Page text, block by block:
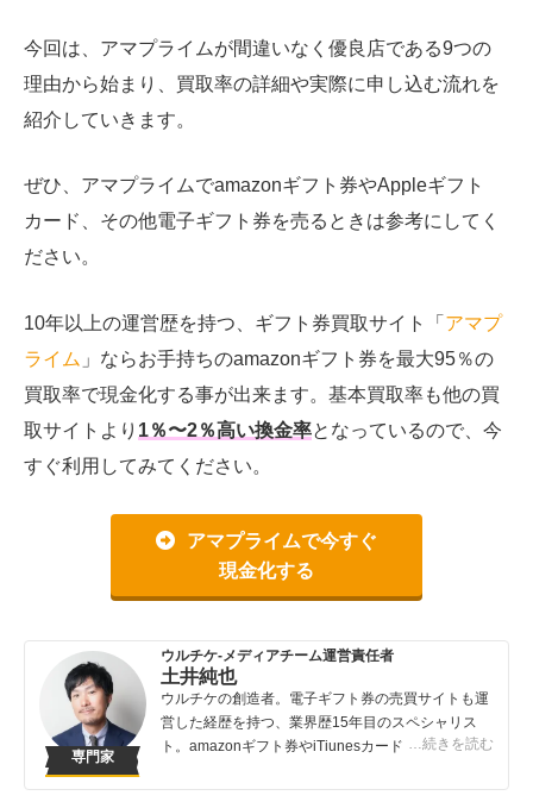
今回は、アマプライムが間違いなく優良店である9つの
理由から始まり、買取率の詳細や実際に申し込む流れを
紹介していきます。
ぜひ、アマプライムでamazonギフト券やAppleギフト
カード、その他電子ギフト券を売るときは参考にしてく
ださい。
10年以上の運営歴を持つ、ギフト券買取サイト「 アマプ
ライム 」ならお手持ちのamazonギフト券を最大95％の
買取率で現金化する事が出来ます。基本買取率も他の買
取サイトより 1％〜2％高い換金率となっているので、今
すぐ利用してみてください。
アマプライムで今すぐ
現金化する
専門家
ウルチケ-メディアチーム運営責任者
土井純也
…続きを読む
ウルチケの創造者。電子ギフト券の売買サイトも運
営した経歴を持つ、業界歴15年目のスペシャリス
ト。amazonギフト券やiTiunesカードの売買は知っ
まうこんなバカバカしいことは避けてほしい！